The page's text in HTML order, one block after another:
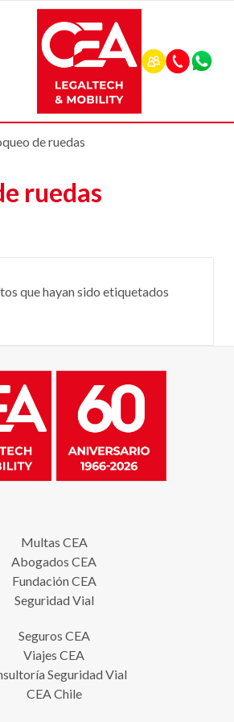
de ruedas
ruedas
que hayan sido etiquetados
Multas CEA
Abogados CEA
Fundación CEA
Seguridad Vial
Seguros CEA
Viajes CEA
Seguridad Vial
CEA Chile